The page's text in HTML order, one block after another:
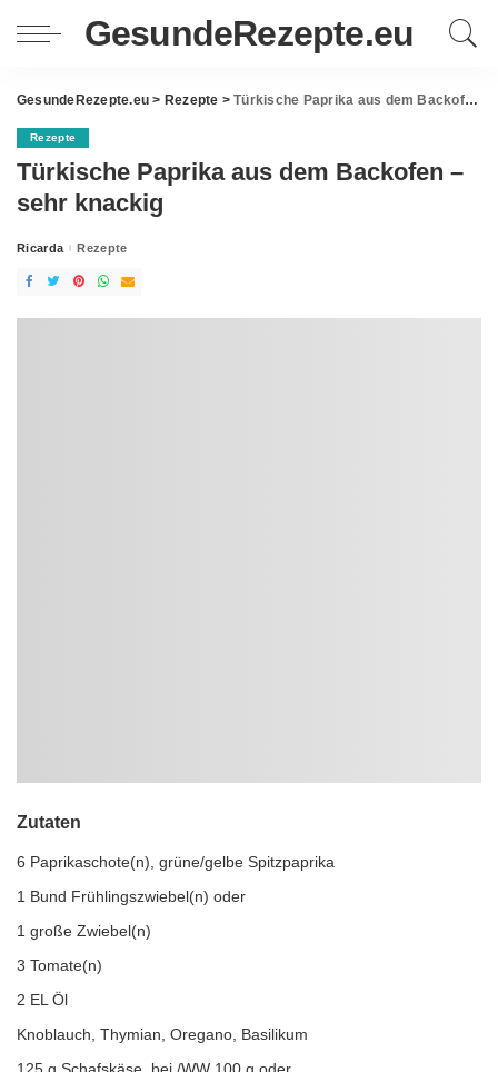
GesundeRezepte.eu
GesundeRezepte.eu > Rezepte >Türkische Paprika aus dem Backofen – sehr knackig
Rezepte
Türkische Paprika aus dem Backofen –
sehr knackig
Posted
Ricarda Rezepte
Zutaten
6 Paprikaschote(n), grüne/gelbe Spitzpaprika
1 Bund Frühlingszwiebel(n) oder
1 große Zwiebel(n)
3 Tomate(n)
2 EL Öl
Knoblauch, Thymian, Oregano, Basilikum